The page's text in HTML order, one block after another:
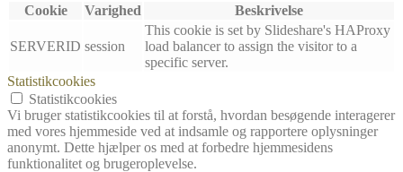
Cookie
Varighed Beskrivelse
SERVERID session
This cookie is set by Slideshare's HAProxy
load balancer to assign the visitor to a
specific server.
Statistikcookies
Statistikcookies
Vi bruger statistikcookies til at forstå, hvordan besøgende interagerer
med vores hjemmeside ved at indsamle og rapportere oplysninger
anonymt. Dette hjælper os med at forbedre hjemmesidens
funktionalitet og brugeroplevelse.